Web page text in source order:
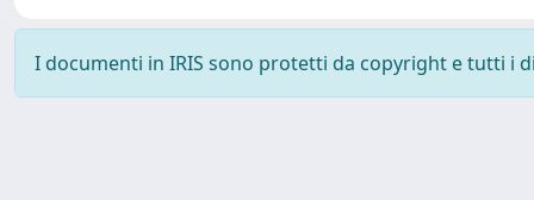
I documenti in IRIS sono protetti da copyright e tutti i